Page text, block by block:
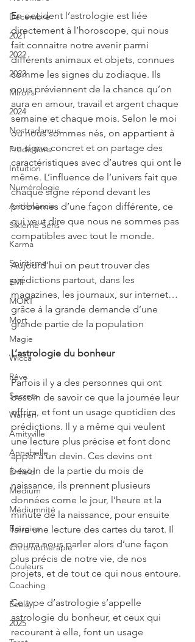
Décembre
2021
2022
2023
Miroirs
2024
Nostradamus
Prédictions
Intuition
Numérologie
Arithmancie
Sixième Sens
Karma
Spiritisme
EMI
MORT
Mort
Magie
Wicca
Rêve
Secrets
Warren
Amityville
Annabelle
Enfield
Médium
Médiumnité
Bougies
Chromothérapie
Couleurs
Coaching
École
2025
En occident l’astrologie est liée
directement à l’horoscope, qui nous
fait connaitre notre avenir parmi
différents animaux et objets, connues
comme les signes du zodiaque. Ils
nous préviennent de la chance qu’on
aura en amour, travail et argent chaque
semaine et chaque mois. Selon le moi
où nous sommes nés, on appartient à
un signe concret et on partage des
caractéristiques avec d’autres qui ont le
même. L’influence de l’univers fait que
chaque signe répond devant les
problèmes d’une façon différente, ce
qui veut dire que nous ne sommes pas
compatibles avec tout le monde.
Aujourd’hui on peut trouver des
prédictions partout, dans les
magazines, les journaux, sur internet…
grâce à la grande demande d’une
grande partie de la population
L’astrologie du bonheur
Parfois il y a des personnes qui ont
besoin de savoir ce que la journée leur
offrira, et font un usage quotidien des
prédictions. Il y a même qui veulent
une lecture plus précise et font donc
appel à un devin. Ces devins ont
besoin de la partie du mois de
naissance, ils prennent plusieurs
données come le jour, l’heure et la
minute de la naissance, pour ensuite
faire une lecture des cartes du tarot. Il
pourra nous parler alors d’une façon
plus précis de notre vie, de nos
projets, et de tout ce qui nous entoure.
Ce type d’astrologie s’appelle
astrologie du bonheur, et ceux qui
recourent à elle, font un usage